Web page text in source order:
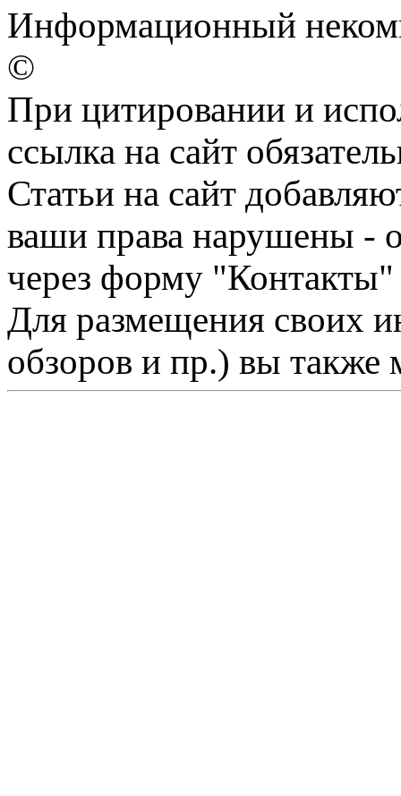
Информационный
©
При цитировании и
ссылка на сайт
Статьи на сайт
ваши права нарушены -
через форму "Контакты"
Для размещения своих
обзоров и пр.) вы также